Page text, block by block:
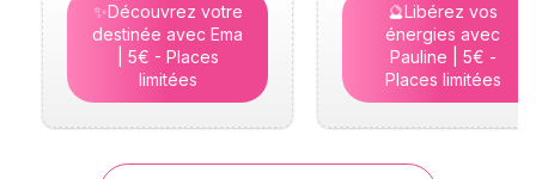
✨Découvrez votre
destinée avec Ema
| 5€ - Places
limitées
🔮Libérez vos
énergies avec
Pauline | 5€ -
Places limitées